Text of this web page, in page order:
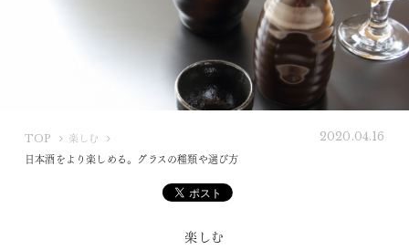
TOP
U
楽しむ
日本酒をより楽しめる。グラスの種類や選び方
2020.04.16
楽しむ